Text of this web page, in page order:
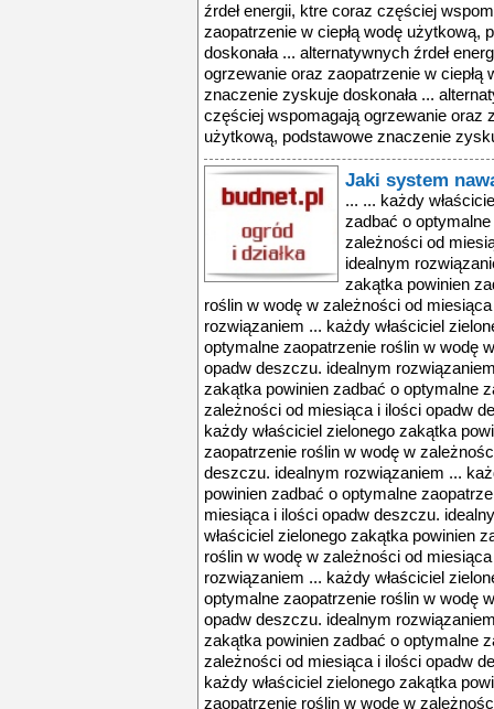
źrdeł energii, ktre coraz częściej
zaopatrzenie w ciepłą wodę użytkową,
doskonała ... alternatywnych źrdeł
ogrzewanie oraz zaopatrzenie w
znaczenie zyskuje doskonała ...
częściej wspomagają ogrzewanie oraz
użytkową, podstawowe znaczenie
Jaki system
... ... każdy
zadbać o
zależności od
idealnym
zakątka powinien
roślin w wodę w zależności od
rozwiązaniem ... każdy właściciel
optymalne zaopatrzenie roślin w wodę
opadw deszczu. idealnym
zakątka powinien zadbać o optymalne
zależności od miesiąca i ilości opadw
każdy właściciel zielonego zakątka
zaopatrzenie roślin w wodę w
deszczu. idealnym rozwiązaniem ...
powinien zadbać o optymalne
miesiąca i ilości opadw deszczu.
właściciel zielonego zakątka powinien
roślin w wodę w zależności od
rozwiązaniem ... każdy właściciel
optymalne zaopatrzenie roślin w wodę
opadw deszczu. idealnym
zakątka powinien zadbać o optymalne
zależności od miesiąca i ilości opadw
każdy właściciel zielonego zakątka
zaopatrzenie roślin w wodę w